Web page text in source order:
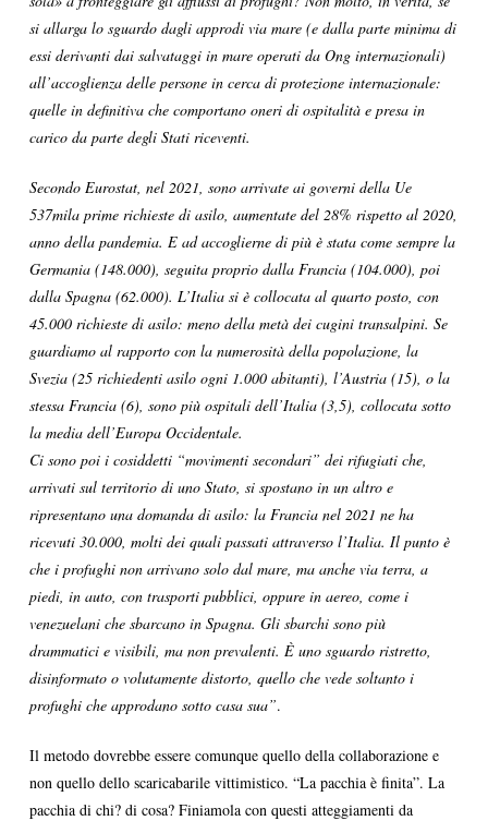
si allarga lo sguardo dagli approdi via mare (e dalla parte minima di
essi derivanti dai salvataggi in mare operati da Ong internazionali)
all’accoglienza delle persone in cerca di protezione internazionale:
quelle in definitiva che comportano oneri di ospitalità e presa in
carico da parte degli Stati riceventi.
Secondo Eurostat, nel 2021, sono arrivate ai governi della Ue
537mila prime richieste di asilo, aumentate del 28% rispetto al 2020,
anno della pandemia. E ad accoglierne di più è stata come sempre la
Germania (148.000), seguita proprio dalla Francia (104.000), poi
dalla Spagna (62.000). L’Italia si è collocata al quarto posto, con
45.000 richieste di asilo: meno della metà dei cugini transalpini. Se
guardiamo al rapporto con la numerosità della popolazione, la
Svezia (25 richiedenti asilo ogni 1.000 abitanti), l’Austria (15), o la
stessa Francia (6), sono più ospitali dell’Italia (3,5), collocata sotto
la media dell’Europa Occidentale.
Ci sono poi i cosiddetti “movimenti secondari” dei rifugiati che,
arrivati sul territorio di uno Stato, si spostano in un altro e
ripresentano una domanda di asilo: la Francia nel 2021 ne ha
ricevuti 30.000, molti dei quali passati attraverso l’Italia. Il punto è
che i profughi non arrivano solo dal mare, ma anche via terra, a
piedi, in auto, con trasporti pubblici, oppure in aereo, come i
venezuelani che sbarcano in Spagna. Gli sbarchi sono più
drammatici e visibili, ma non prevalenti. È uno sguardo ristretto,
disinformato o volutamente distorto, quello che vede soltanto i
profughi che approdano sotto casa sua”.
Il metodo dovrebbe essere comunque quello della collaborazione e
non quello dello scaricabarile vittimistico. “La pacchia è finita”. La
pacchia di chi? di cosa? Finiamola con questi atteggiamenti da